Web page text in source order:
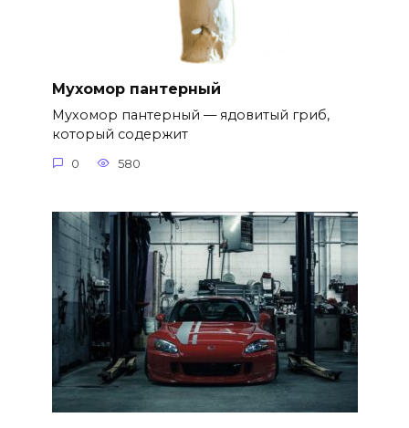
Мухомор пантерный
Мухомор пантерный — ядовитый гриб,
который содержит
0 580